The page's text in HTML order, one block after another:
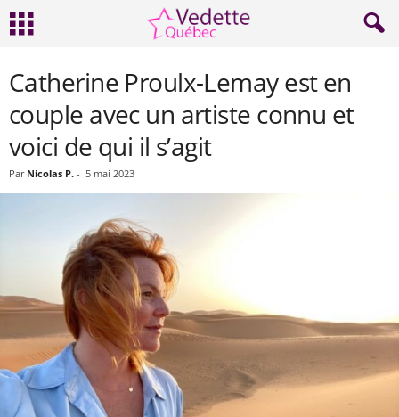
Catherine Proulx-Lemay est en
couple avec un artiste connu et
voici de qui il s’agit
Par Nicolas P. - 5 mai 2023